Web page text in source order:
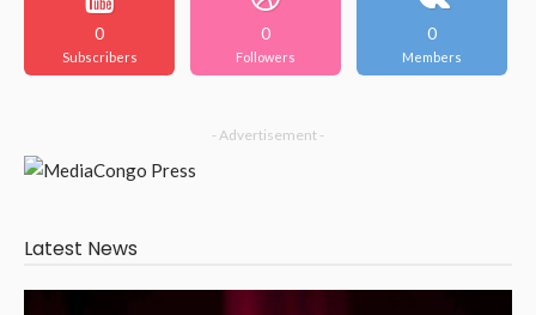
0
Subscribers
0
Followers
0
Members
- Advertisement -
Latest News